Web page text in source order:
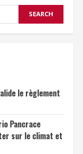
SEARCH
le règlement
Pancrace
sur le climat et